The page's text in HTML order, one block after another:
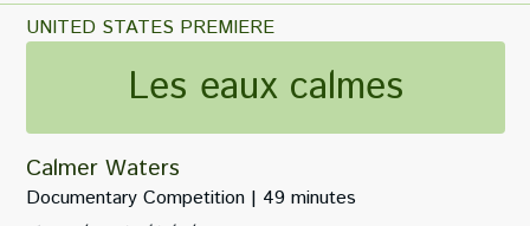
UNITED STATES PREMIERE
Les eaux calmes
Calmer Waters
Documentary Competition 49 minutes